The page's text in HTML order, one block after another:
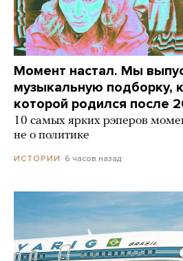
Момент настал. Мы
музыкальную подборку,
которой родился после
10 самых ярких рэперов
не о политике
ИСТОРИИ 6 часов назад